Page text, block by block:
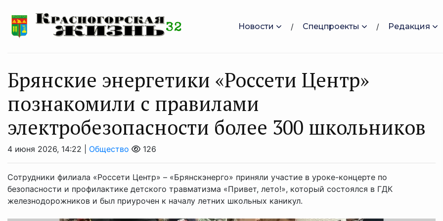
Новости Спецпроекты Редакция
Брянские энергетики «Россети Центр»
познакомили с правилами
электробезопасности более 300 школьников
4 июня 2026, 14:22 | Общество 126
Сотрудники филиала «Россети Центр» – «Брянскэнерго» приняли участие в уроке-концерте по
безопасности и профилактике детского травматизма «Привет, лето!», который состоялся в ГДК
железнодорожников и был приурочен к началу летних школьных каникул.